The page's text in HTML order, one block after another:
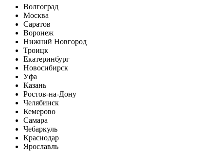
Волгоград
Москва
Саратов
Воронеж
Нижний Новгород
Троицк
Екатеринбург
Новосибирск
Уфа
Казань
Ростов-на-Дону
Челябинск
Кемерово
Самара
Чебаркуль
Краснодар
Ярославль